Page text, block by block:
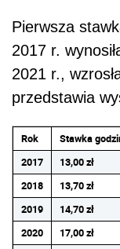
Pierwsza
2017 r.
2021 r.,
przedstawia
Rok Stawka
2017
13,00 zł
2018
13,70 zł
2019
14,70 zł
2020
17,00 zł